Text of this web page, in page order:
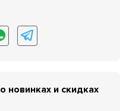
и скидках